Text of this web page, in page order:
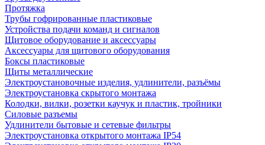
Протяжка
Трубы гофрированные пластиковые
Устройства подачи команд и сигналов
Щитовое оборудование и аксессуары
Аксессуары для щитового оборудования
Боксы пластиковые
Щиты металлические
Электроустановочные изделия, удлинители, разъёмы
Электроустановка скрытого монтажа
Колодки, вилки, розетки каучук и пластик, тройники
Силовые разъемы
Удлинители бытовые и сетевые фильтры
Электроустановка открытого монтажа IP54